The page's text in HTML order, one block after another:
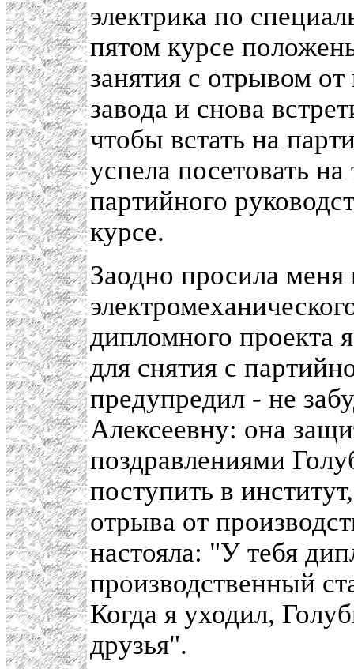
электрика по
пятом курсе
занятия с отрывом
завода и снова
чтобы встать на
успела посетовать
партийного
курсе.
Заодно просила меня
дипломного проекта
для снятия с
предупредил - не
Алексеевну: она
поздравлениями
поступить в
отрыва от
настояла: "У тебя
производственный
Когда я уходил,
друзья".